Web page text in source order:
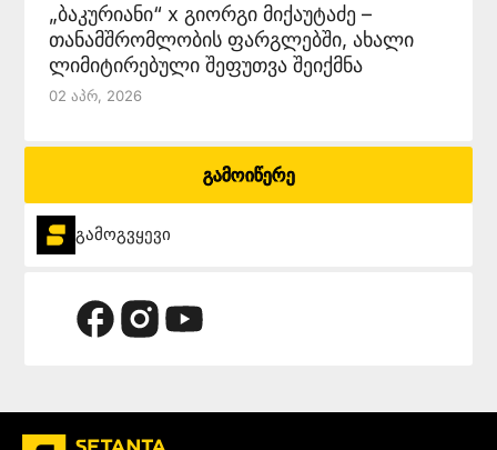
„ბაკურიანი“ x გიორგი მიქაუტაძე –
თანამშრომლობის ფარგლებში, ახალი
ლიმიტირებული შეფუთვა შეიქმნა
02 Აპრ, 2026
გამოიწერე
გამოგვყევი